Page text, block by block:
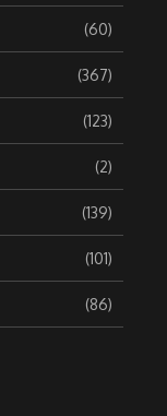
(60)
(367)
(123)
(2)
(139)
(101)
(86)